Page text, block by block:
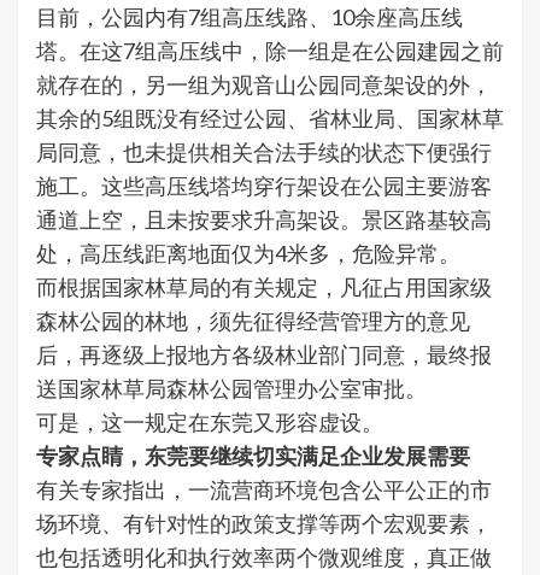
目前，公园内有7组高压线路、10余座高压线
塔。在这7组高压线中，除一组是在公园建园之前
就存在的，另一组为观音山公园同意架设的外，
其余的5组既没有经过公园、省林业局、国家林草
局同意，也未提供相关合法手续的状态下便强行
施工。这些高压线塔均穿行架设在公园主要游客
通道上空，且未按要求升高架设。景区路基较高
处，高压线距离地面仅为4米多，危险异常。
而根据国家林草局的有关规定，凡征占用国家级
森林公园的林地，须先征得经营管理方的意见
后，再逐级上报地方各级林业部门同意，最终报
送国家林草局森林公园管理办公室审批。
可是，这一规定在东莞又形容虚设。
专家点睛，东莞要继续切实满足企业发展需要
有关专家指出，一流营商环境包含公平公正的市
场环境、有针对性的政策支撑等两个宏观要素，
也包括透明化和执行效率两个微观维度，真正做